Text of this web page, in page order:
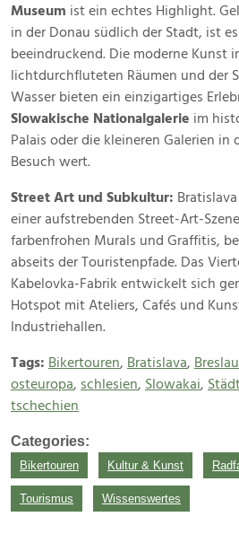
Museum ist ein echtes Highlight.
in der Donau südlich der Stadt, ist
beeindruckend. Die moderne Kunst
lichtdurchfluteten Räumen und der
Wasser bieten ein einzigartiges
Slowakische Nationalgalerie im
Palais oder die kleineren Galerien
Besuch wert.
Street Art und Subkultur:
einer aufstrebenden Street-Art-
farbenfrohen Murals und Graffitis,
abseits der Touristenpfade. Das
Kabelovka-Fabrik entwickelt sich
Hotspot mit Ateliers, Cafés und
Industriehallen.
Tags: Bikertouren, Bratislava, Breslau
osteuropa, schlesien, Slowakai,
tschechien
Categories:
Bikertouren Kultur & Kunst
Tourismus Wissenswertes